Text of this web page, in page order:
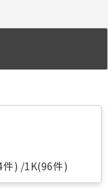
件) 1K(96件)